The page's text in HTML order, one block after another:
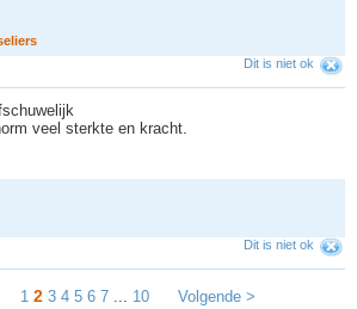
eliers
Dit is niet ok
veel sterkte en kracht.
Dit is niet ok
1 2 3 4 5 6 7... 10 Volgende >